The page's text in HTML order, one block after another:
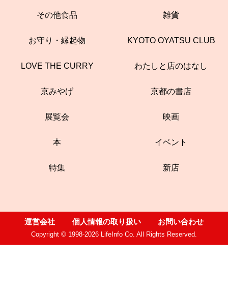
その他食品 雑貨
お守り・縁起物 KYOTO OYATSU CLUB
LOVE THE CURRY わたしと店のはなし
京みやげ 京都の書店
展覧会 映画
本 イベント
特集 新店
運営会社 個人情報の取り扱い お問い合わせ
Copyright © 1998-2026 LifeInfo Co. All Rights Reserved.